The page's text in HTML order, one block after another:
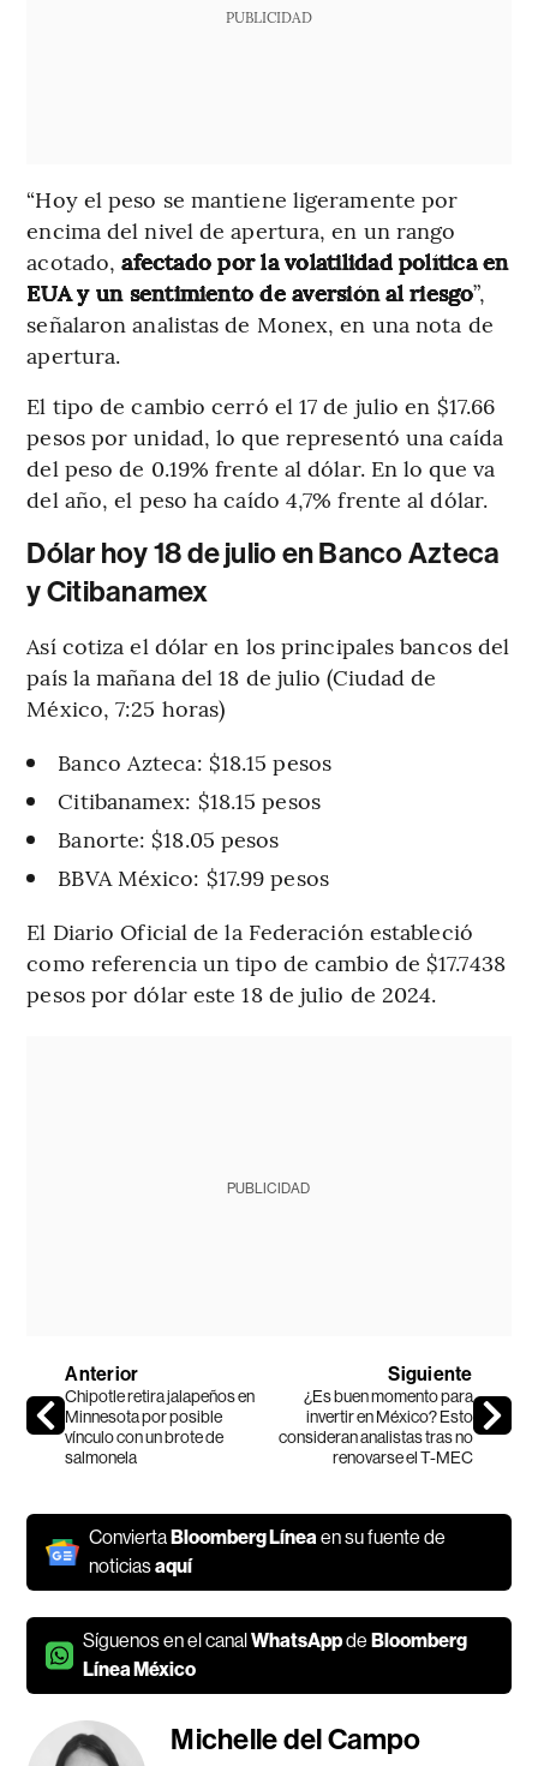
PUBLICIDAD
“Hoy el peso se mantiene ligeramente por
encima del nivel de apertura, en un rango
acotado,afectado por la volatilidad política en
EUA y un sentimiento de aversión al riesgo”,
señalaron analistas de Monex, en una nota de
apertura.
El tipo de cambio cerró el 17 de julio en $17.66
pesos por unidad, lo que representó una caída
del peso de 0.19% frente al dólar. En lo que va
del año, el peso ha caído 4,7% frente al dólar.
Dólar hoy 18 de julio en Banco Azteca
y Citibanamex
Así cotiza el dólar en los principales bancos del
país la mañana del 18 de julio (Ciudad de
México, 7:25 horas)
Banco Azteca: $18.15 pesos
Citibanamex: $18.15 pesos
Banorte: $18.05 pesos
BBVA México: $17.99 pesos
El Diario Oficial de la Federación estableció
como referencia un tipo de cambio de $17.7438
pesos por dólar este 18 de julio de 2024.
PUBLICIDAD
Anterior
Chipotle retira jalapeños en
Minnesota por posible
vínculo con un brote de
salmonela
Siguiente
¿Es buen momento para
invertir en México? Esto
consideran analistas tras no
renovarse el T-MEC
ConviertaBloomberg Líneaen su fuente de
noticiasaquí
Síguenos en el canalWhatsAppdeBloomberg
Línea México
Michelle del Campo